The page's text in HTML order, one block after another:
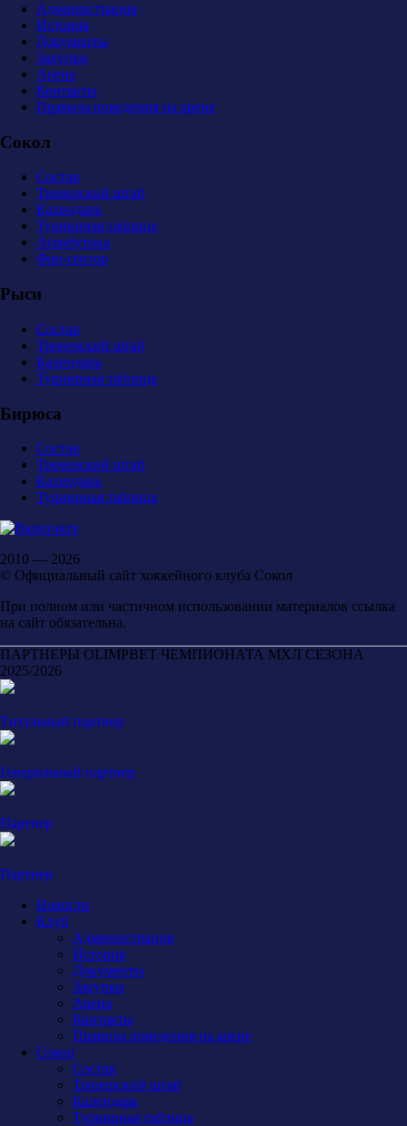
Администрация
История
Документы
Закупки
Арена
Контакты
Правила поведения на арене
Сокол
Состав
Тренерский штаб
Календарь
Турнирная таблица
Атрибутика
Фан-сектор
Рыси
Состав
Тренерский штаб
Календарь
Турнирная таблица
Бирюса
Состав
Тренерский штаб
Календарь
Турнирная таблица
2010 — 2026
© Официальный сайт хоккейного клуба Сокол
При полном или частичном использовании материалов ссылка
на сайт обязательна.
ПАРТНЕРЫ OLIMPBET ЧЕМПИОНАТА МХЛ СЕЗОНА
2025/2026
Титульный партнер
Генеральный партнер
Партнер
Партнер
Новости
Клуб
Администрация
История
Документы
Закупки
Арена
Контакты
Правила поведения на арене
Сокол
Состав
Тренерский штаб
Календарь
Турнирная таблица